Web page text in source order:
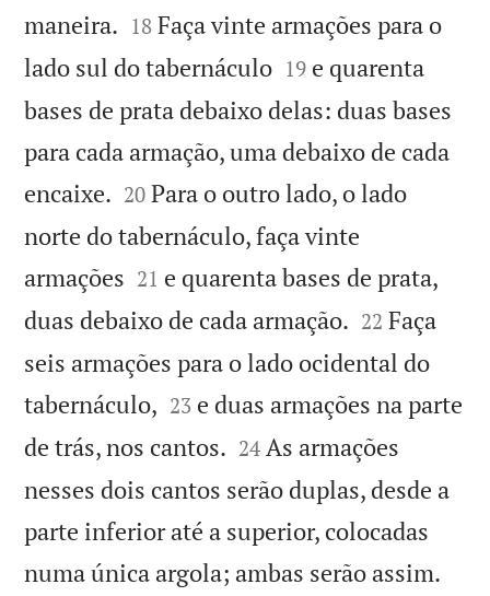
maneira. 

18 Faça vinte armações para o
lado sul do tabernáculo
19 e quarenta
bases de prata debaixo delas: duas bases
para cada armação, uma debaixo de cada
encaixe. 

20 Para o outro lado, o lado
norte do tabernáculo, faça vinte
armações 

21 e quarenta bases de prata,
duas debaixo de cada armação. 

22 Faça
seis armações para o lado ocidental do
tabernáculo, 

23 e duas armações na parte
de trás, nos cantos. 

24 As armações
nesses dois cantos serão duplas, desde a
parte inferior até a superior, colocadas
numa única argola; ambas serão assim.